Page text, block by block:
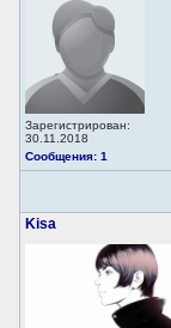
Зарегистрирован:
30.11.2018
Сообщения: 1
Kisa